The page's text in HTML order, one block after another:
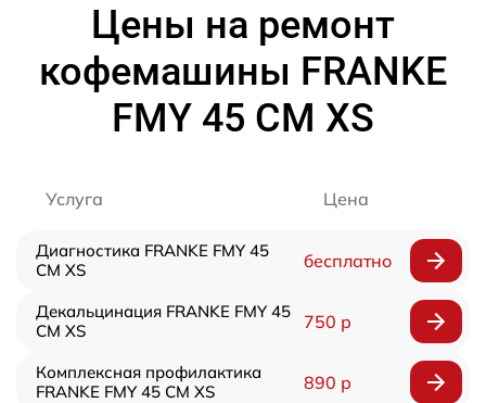
Цены на ремонт
кофемашины FRANKE
FMY 45 CM XS
Услуга Цена
Диагностика FRANKE FMY 45
CM XS
бесплатно
Декальцинация FRANKE FMY 45
CM XS
750 р
Комплексная профилактика
FRANKE FMY 45 CM XS
890 р